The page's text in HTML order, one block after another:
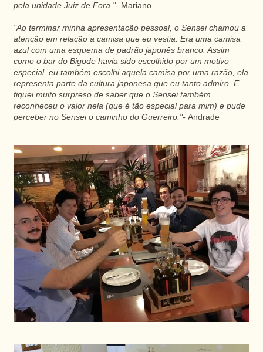
pela unidade Juiz de Fora."- Mariano
"Ao terminar minha apresentação pessoal, o Sensei chamou a
atenção em relação a camisa que eu vestia. Era uma camisa
azul com uma esquema de padrão japonês branco. Assim
como o bar do Bigode havia sido escolhido por um motivo
especial, eu também escolhi aquela camisa por uma razão, ela
representa parte da cultura japonesa que eu tanto admiro. E
fiquei muito surpreso de saber que o Sensei também
reconheceu o valor nela (que é tão especial para mim) e pude
perceber no Sensei o caminho do Guerreiro."- Andrade